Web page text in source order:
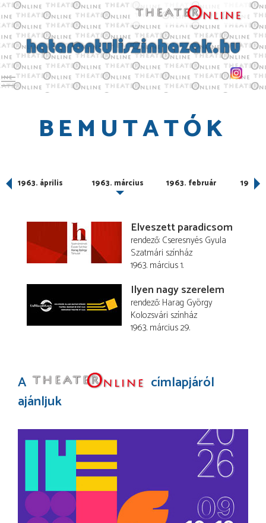
Toggle main menu visibility
BEMUTATÓK
1963. április 1963. március 1963. február 1963.
Elveszett paradicsom
rendező Cseresnyés Gyula
Szatmári színház
1963. március 1.
Ilyen nagy szerelem
rendező Harag György
Kolozsvári színház
1963. március 29.
A
címlapjáról
ajánljuk